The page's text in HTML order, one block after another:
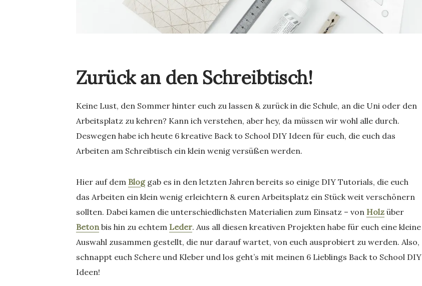
Zurück an den Schreibtisch!
Keine Lust, den Sommer hinter euch zu lassen & zurück in die Schule, an die Uni oder den
Arbeitsplatz zu kehren? Kann ich verstehen, aber hey, da müssen wir wohl alle durch.
Deswegen habe ich heute 6 kreative Back to School DIY Ideen für euch, die euch das
Arbeiten am Schreibtisch ein klein wenig versüßen werden.
Hier auf dem Bloggab es in den letzten Jahren bereits so einige DIY Tutorials, die euch
das Arbeiten ein klein wenig erleichtern & euren Arbeitsplatz ein Stück weit verschönern
sollten. Dabei kamen die unterschiedlichsten Materialien zum Einsatz – von Holzüber
Betonbis hin zu echtem Leder. Aus all diesen kreativen Projekten habe für euch eine kleine
Auswahl zusammen gestellt, die nur darauf wartet, von euch ausprobiert zu werden. Also,
schnappt euch Schere und Kleber und los geht’s mit meinen 6 Lieblings Back to School DIY
Ideen!